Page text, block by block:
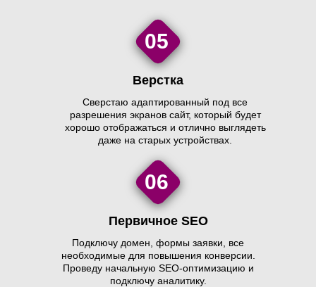
05
Верстка
Сверстаю адаптированный под все
разрешения экранов сайт, который будет
хорошо отображаться и отлично выглядеть
даже на старых устройствах.
06
Первичное SEO
Подключу домен, формы заявки, все
необходимые для повышения конверсии.
Проведу начальную SEO-оптимизацию и
подключу аналитику.